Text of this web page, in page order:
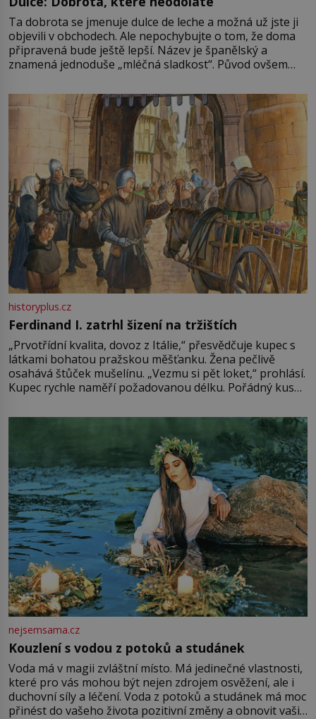
Ta dobrota se jmenuje dulce de leche a možná už jste ji
objevili v obchodech. Ale nepochybujte o tom, že doma
připravená bude ještě lepší. Název je španělský a
znamená jednoduše „mléčná sladkost“. Původ ovšem
pře hned několik latinskoamerických zemí a k tomu
Francie, kde se traduje,
historyplus.cz
Ferdinand I. zatrhl šizení na tržištích
„Prvotřídní kvalita, dovoz z Itálie,“ přesvědčuje kupec s
látkami bohatou pražskou měšťanku. Žena pečlivě
osahává štůček mušelínu. „Vezmu si pět loket,“ prohlásí.
Kupec rychle naměří požadovanou délku. Pořádný kus
milostpaní. Stačí jenom na sukni,“ zhodnotí švadlena
množství růžového mušelínu. „Ošidili vás, podívejte.“
nejsemsama.cz
Kouzlení s vodou z potoků a studánek
Voda má v magii zvláštní místo. Má jedinečné vlastnosti,
které pro vás mohou být nejen zdrojem osvěžení, ale i
duchovní síly a léčení. Voda z potoků a studánek má moc
přinést do vašeho života pozitivní změny a obnovit vaši